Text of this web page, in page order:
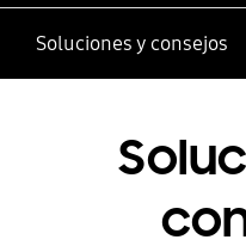
Soluciones y consejos